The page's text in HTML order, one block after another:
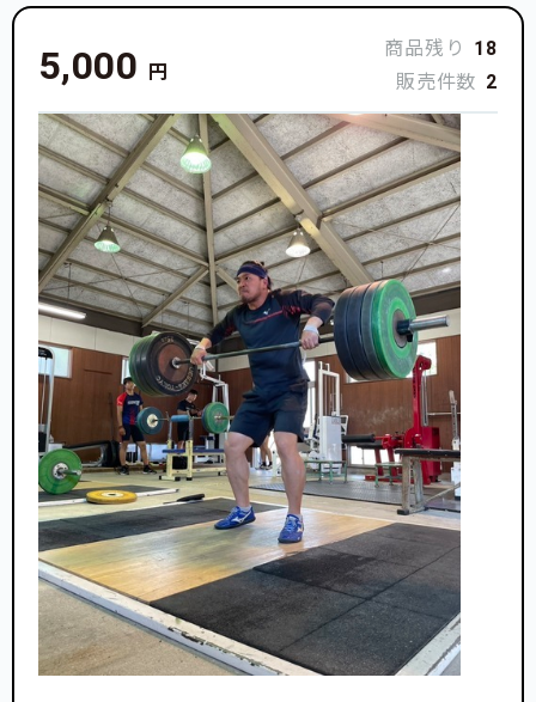
5,000 円
商品残り
18
販売件数 2